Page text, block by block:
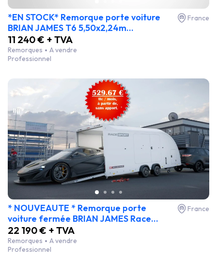
*EN STOCK* Remorque porte voiture
BRIAN JAMES T6 5,50x2,24m...
France
11 240 € + TVA
Remorques
A vendre
Professionnel
* NOUVEAUTE * Remorque porte
voiture fermée BRIAN JAMES Race...
France
22 190 € + TVA
Remorques
A vendre
Professionnel